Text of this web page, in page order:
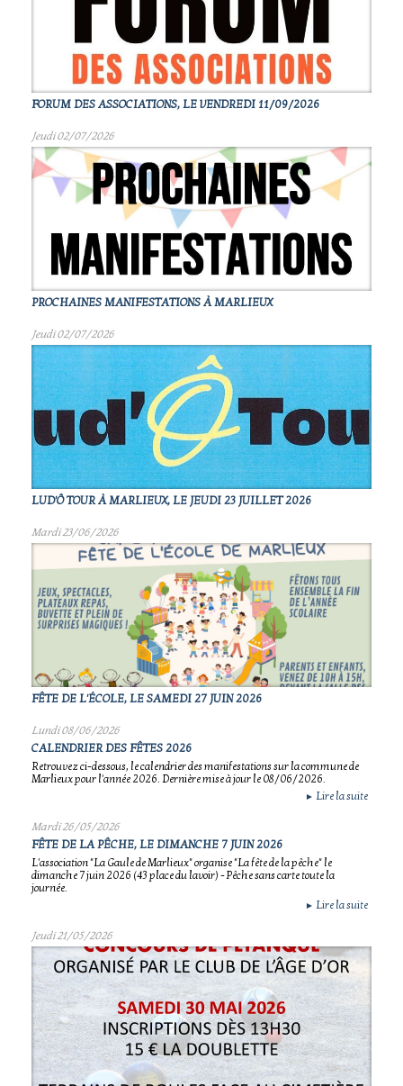
FORUM DES ASSOCIATIONS, LE VENDREDI 11/09/2026
Jeudi 02/07/2026
PROCHAINES MANIFESTATIONS À MARLIEUX
Jeudi 02/07/2026
LUD'Ô TOUR À MARLIEUX, LE JEUDI 23 JUILLET 2026
Mardi 23/06/2026
FÊTE DE L'ÉCOLE, LE SAMEDI 27 JUIN 2026
Lundi 08/06/2026
CALENDRIER DES FÊTES 2026
Retrouvez ci-dessous, le calendrier des manifestations sur la commune de
Marlieux pour l'année 2026. Dernière mise à jour le 08/06/2026.
► Lire la suite
Mardi 26/05/2026
FÊTE DE LA PÊCHE, LE DIMANCHE 7 JUIN 2026
L'association "La Gaule de Marlieux" organise "La fête de la pêche" le
dimanche 7 juin 2026 (43 place du lavoir) - Pêche sans carte toute la
journée.
► Lire la suite
Jeudi 21/05/2026